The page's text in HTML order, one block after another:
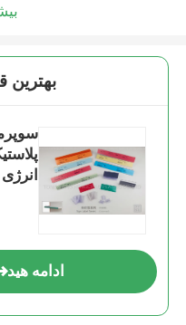
بهترين
ادامه هید